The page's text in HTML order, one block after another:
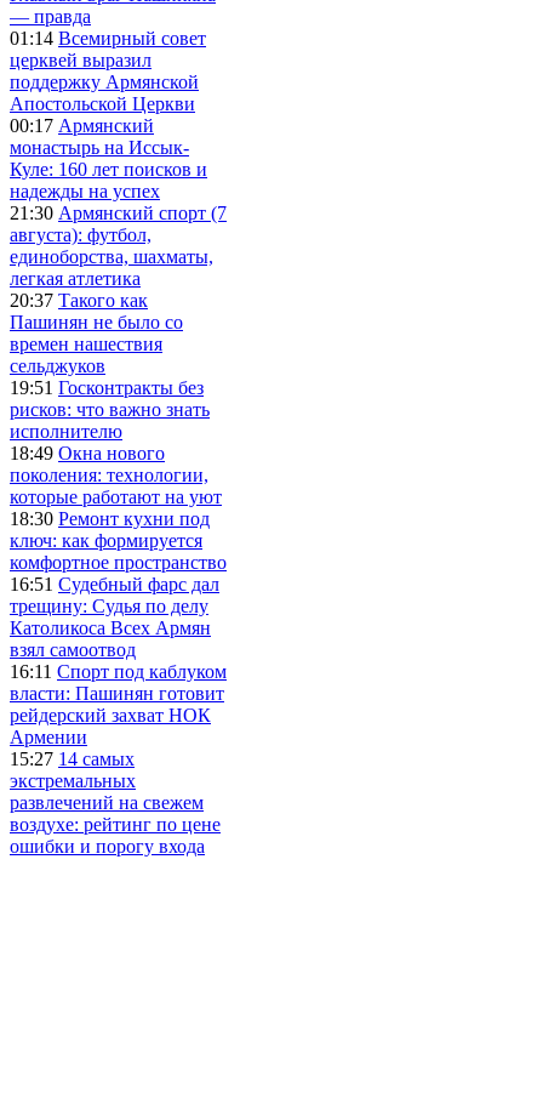
— правда
01:14 Всемирный совет
церквей выразил
поддержку Армянской
Апостольской Церкви
00:17 Армянский
монастырь на Иссык-
Куле: 160 лет поисков и
надежды на успех
21:30 Армянский спорт (7
августа): футбол,
единоборства, шахматы,
легкая атлетика
20:37 Такого как
Пашинян не было со
времен нашествия
сельджуков
19:51 Госконтракты без
рисков: что важно знать
исполнителю
18:49 Окна нового
поколения: технологии,
которые работают на уют
18:30 Ремонт кухни под
ключ: как формируется
комфортное пространство
16:51 Судебный фарс дал
трещину: Судья по делу
Католикоса Всех Армян
взял самоотвод
16:11 Спорт под каблуком
власти: Пашинян готовит
рейдерский захват НОК
Армении
15:27 14 самых
экстремальных
развлечений на свежем
воздухе: рейтинг по цене
ошибки и порогу входа